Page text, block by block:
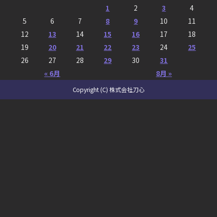
« 6月 8月 »
1 2 3
4
5
6 7 8 9 10
11
12
13 14 15 16 17
18
19
20 21 22 23 24
25
26
27 28 29 30 31
Copyright (C) 株式会社刀心